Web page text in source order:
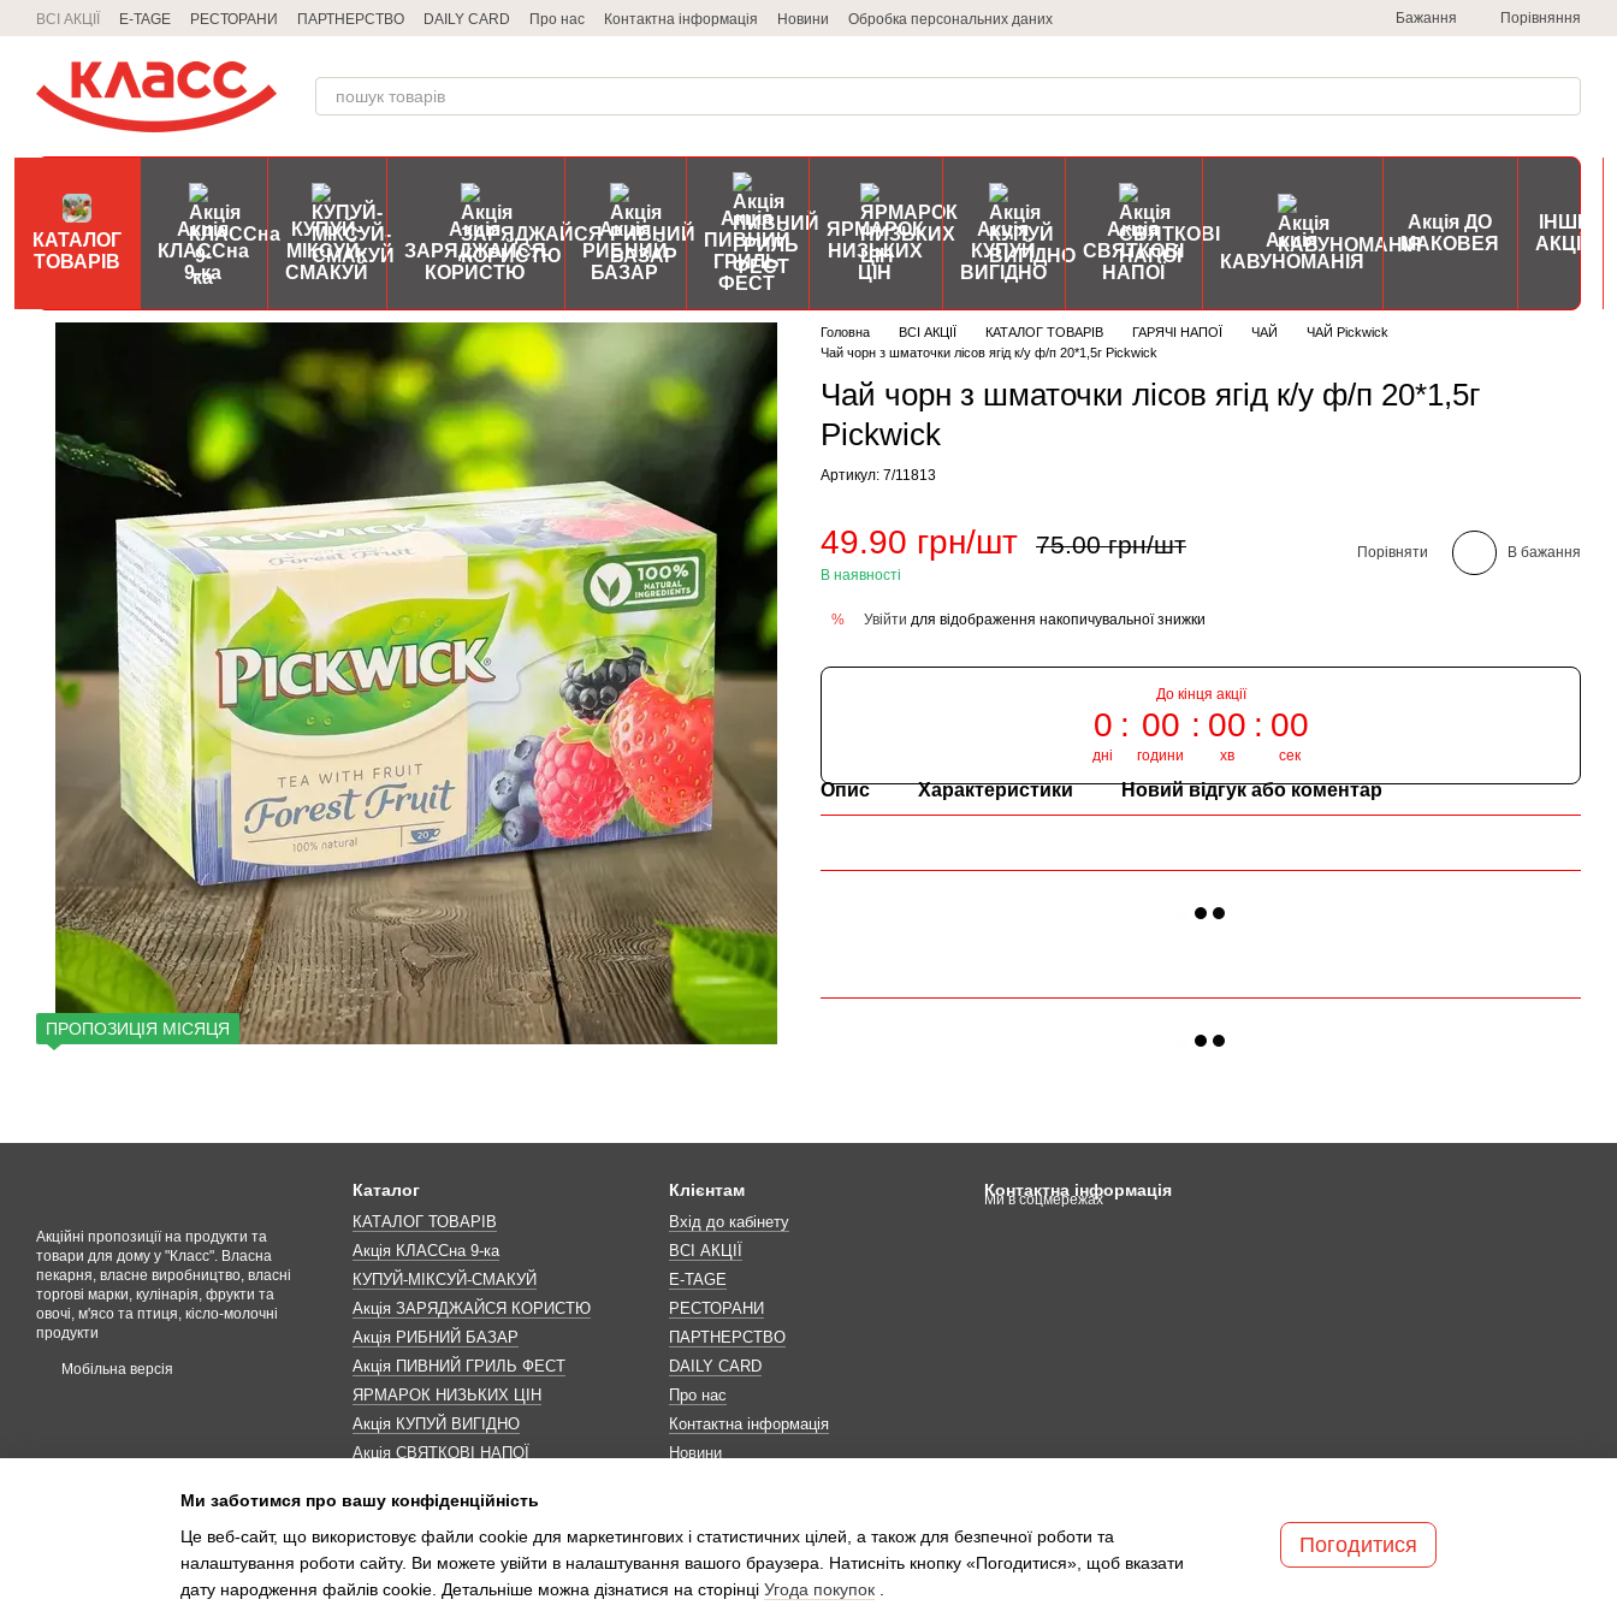
Перейти до основного контенту
ВСІ АКЦІЇ E-TAGE РЕСТОРАНИ ПАРТНЕРСТВО DAILY CARD Про нас Контактна інформація Новини Обробка персональних даних Бажання Порівняння
КАТАЛОГ
ТОВАРІВ
Акція
КЛАССна
9-ка
КУПУЙ-
МІКСУЙ-
СМАКУЙ
Акція
ЗАРЯДЖАЙСЯ
КОРИСТЮ
Акція
РИБНИЙ
БАЗАР
Акція
ПИВНИЙ
ГРИЛЬ
ФЕСТ
ЯРМАРОК
НИЗЬКИХ
ЦІН
Акція
КУПУЙ
ВИГІДНО
Акція
СВЯТКОВІ
НАПОЇ
Акція
КАВУНОМАНІЯ
Акція ДО
МАКОВЕЯ
ІНШІ
АКЦІЇ
ПРОПОЗИЦІЯ МІСЯЦЯ
Головна ВСІ АКЦІЇ КАТАЛОГ ТОВАРІВ ГАРЯЧІ НАПОЇ ЧАЙ
ЧАЙ Pickwick
Чай чорн з шматочки лісов ягід к/у ф/п 20*1,5г Pickwick
Чай чорн з шматочки лісов ягід к/у ф/п 20*1,5г
Pickwick
Артикул: 7/11813
49.90 грн/шт 75.00 грн/шт
В наявності
Порівняти В бажання
% Увійти для відображення накопичувальної знижки
До кінця акції
0
дні
00
години
00
хв
00
сек
Опис Характеристики Новий відгук або коментар
Акційні пропозиції на продукти та
товари для дому у "Класс". Власна
пекарня, власне виробництво, власні
торгові марки, кулінарія, фрукти та
овочі, м'ясо та птиця, кісло-молочні
продукти
Мобільна версія
Каталог
КАТАЛОГ ТОВАРІВ
Акція КЛАССна 9-ка
КУПУЙ-МІКСУЙ-СМАКУЙ
Акція ЗАРЯДЖАЙСЯ КОРИСТЮ
Акція РИБНИЙ БАЗАР
Акція ПИВНИЙ ГРИЛЬ ФЕСТ
ЯРМАРОК НИЗЬКИХ ЦІН
Акція КУПУЙ ВИГІДНО
Акція СВЯТКОВІ НАПОЇ
Акція ДО МАКОВЕЯ
ІНШІ АКЦІЇ
Клієнтам
Вхід до кабінету
ВСІ АКЦІЇ
E-TAGE
РЕСТОРАНИ
ПАРТНЕРСТВО
DAILY CARD
Про нас
Контактна інформація
Новини
Контактна інформація
Ми в соцмережах
Ми заботимся про вашу конфіденційність
Це веб-сайт, що використовує файли cookie для маркетингових і статистичних цілей, а також для безпечної роботи та
налаштування роботи сайту. Ви можете увійти в налаштування вашого браузера. Натисніть кнопку «Погодитися», щоб вказати
дату народження файлів cookie. Детальніше можна дізнатися на сторінці Угода покупок
Погодитися